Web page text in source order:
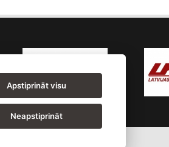
Apstiprināt visu
Neapstiprināt